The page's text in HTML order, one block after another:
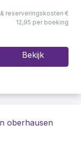
reserveringskosten €
12,95 per boeking
Bekijk